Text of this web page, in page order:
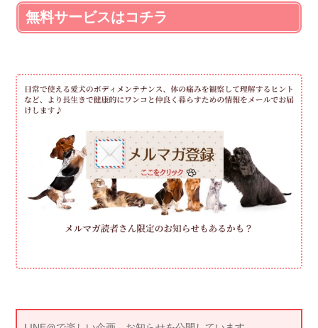
無料サービスはコチラ